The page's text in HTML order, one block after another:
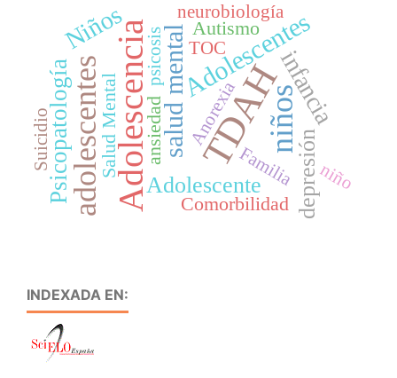
TDAH
Adolescencia niños
adolescentes
Adolescentes
salud mental
Niños
infancia
Psicopatología Adolescente depresión
Autismo
Salud Mental ansiedad
Comorbilidad
TOC
Familia
psicosis
neurobiología
Anorexia
niño
Suicidio
INDEXADA EN: